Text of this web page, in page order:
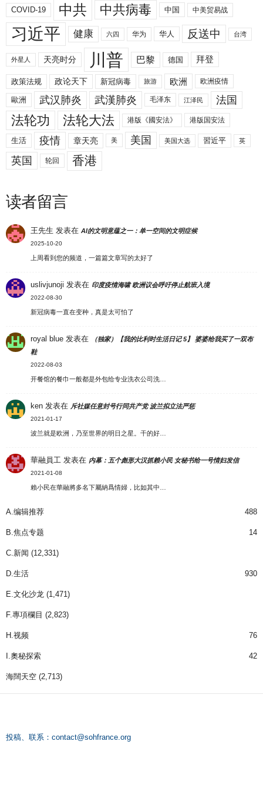
COVID-19 中共 中共病毒 中国 中美贸易战
习近平 健康 六四 华为 华人 反送中 台湾
外星人 天亮时分 川普 巴黎 德国 拜登
政策法规 政论天下 新冠病毒 旅游 欧洲 欧洲疫情
歐洲 武汉肺炎 武漢肺炎 毛泽东 江泽民 法国
法轮功 法轮大法 港版《國安法》 港版国安法
生活 疫情 章天亮 美 美国 美国大选 習近平 英
英国 轮回 香港
读者留言
王先生 发表在AI的文明意蕴之一：单一空间的文明症候
2025-10-20
上周看到您的频道，一篇篇文章写的太好了
uslivjunoji 发表在 印度疫情海啸 欧洲议会呼吁停止航班入境
2022-08-30
新冠病毒一直在变种，真是太可怕了
royal blue 发表在
（独家）【我的比利时生活日记 5】 婆婆给我买了一双布
鞋
2022-08-03
开餐馆的餐巾一般都是外包给专业洗衣公司洗…
ken 发表在 斥社媒任意封号行同共产党 波兰拟立法严惩
2021-01-17
波兰就是欧洲，乃至世界的明日之星。干的好…
華融員工 发表在 内幕：五个彪形大汉抓赖小民 女秘书给一号情妇发信
2021-01-08
賴小民在華融將多名下屬納爲情婦，比如其中…
A.编辑推荐 488
B.焦点专题 14
C.新闻 (12,331)
D.生活 930
E.文化沙龙 (1,471)
F.專項欄目 (2,823)
H.视频 76
I.奧秘探索 42
海闊天空 (2,713)
投稿、联系： contact@sohfrance.org